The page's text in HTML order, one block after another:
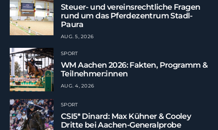
Steuer- und vereinsrechtliche Fragen
rund um das Pferdezentrum Stadl-
Paura
AUG. 5, 2026
SPORT
WM Aachen 2026: Fakten, Programm &
Teilnehmer:innen
AUG. 4, 2026
SPORT
CSI5* Dinard: Max Kühner & Cooley
Dritte bei Aachen-Generalprobe